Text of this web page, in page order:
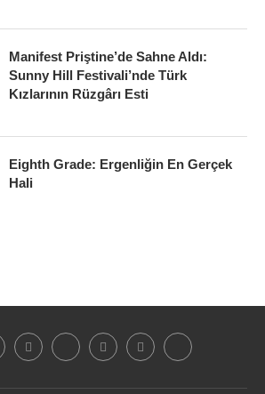
Manifest Priştine’de Sahne Aldı:
Sunny Hill Festivali’nde Türk
Kızlarının Rüzgârı Esti
Eighth Grade: Ergenliğin En Gerçek
Hali